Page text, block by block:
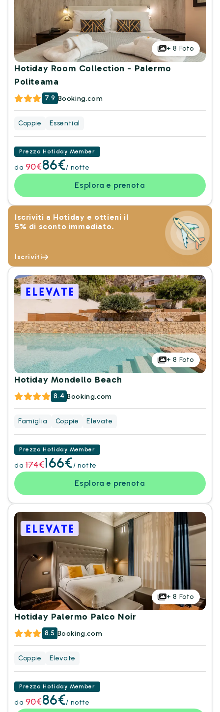
+8 Foto
Hotiday Room Collection - Palermo
Politeama
7.9 Booking.com
Coppie Essential
Prezzo Hotiday Member
da 90€86€/ notte
Esplora e prenota
Iscriviti a Hotiday e ottieni il
5% di sconto immediato.
Iscriviti
+8 Foto
Hotiday Mondello Beach
8.4 Booking.com
Famiglia Coppie Elevate
Prezzo Hotiday Member
da 174€166€/ notte
Esplora e prenota
+8 Foto
Hotiday Palermo Palco Noir
8.5 Booking.com
Coppie Elevate
Prezzo Hotiday Member
da 90€86€/ notte